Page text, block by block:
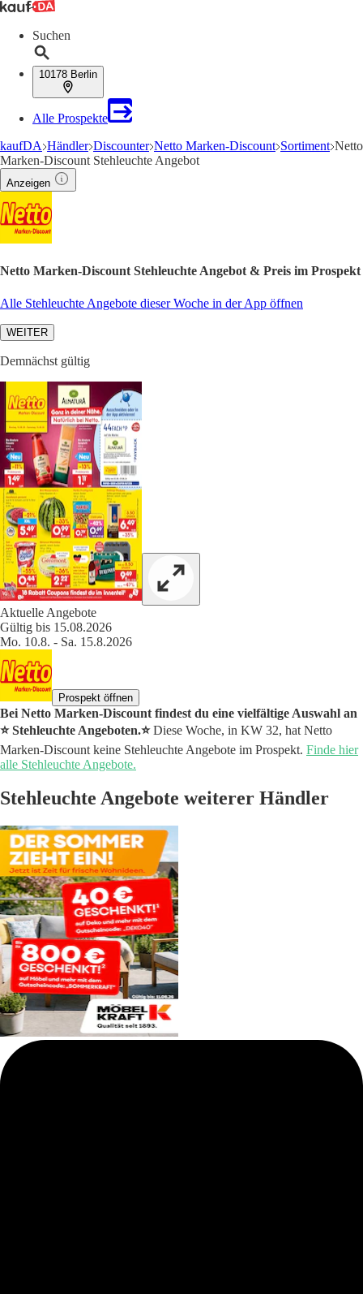
Suchen
10178 Berlin
Alle Prospekte
kaufDA Händler Discounter Netto Marken-Discount Sortiment Netto
Marken-Discount Stehleuchte Angebot
Anzeigen
Netto Marken-Discount Stehleuchte Angebot & Preis im Prospekt
Alle Stehleuchte Angebote dieser Woche in der App öffnen
WEITER
Demnächst gültig
Aktuelle Angebote
Gültig bis 15.08.2026
Mo. 10.8. - Sa. 15.8.2026
Prospekt öffnen
Bei Netto Marken-Discount findest du eine vielfältige Auswahl an
⭐️ Stehleuchte Angeboten.⭐️Diese Woche, in KW 32, hat Netto
Marken-Discount keine Stehleuchte Angebote im Prospekt. Finde hier
alle Stehleuchte Angebote.
Stehleuchte Angebote weiterer Händler